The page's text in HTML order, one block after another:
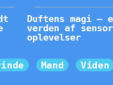
Duftens magi –
verden af
oplevelser
Mand Viden